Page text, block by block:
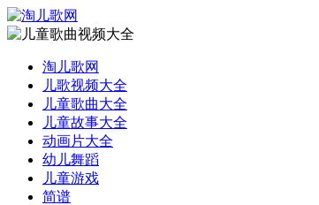
淘儿歌网
儿歌视频大全
儿童歌曲大全
儿童故事大全
动画片大全
幼儿舞蹈
儿童游戏
简谱